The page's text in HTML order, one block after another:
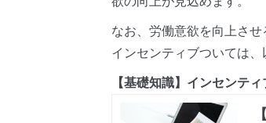
なお、労働意欲を向上さ
インセンティブついては、
【基礎知識】インセンテ